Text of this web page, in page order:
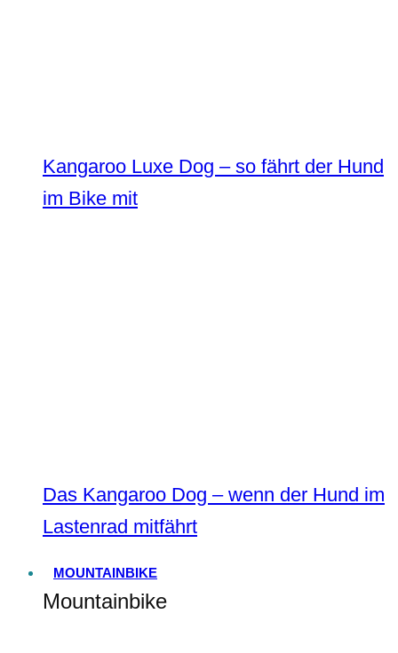
Kangaroo Luxe Dog – so fährt der Hund
im Bike mit
Das Kangaroo Dog – wenn der Hund im
Lastenrad mitfährt
MOUNTAINBIKE
Mountainbike